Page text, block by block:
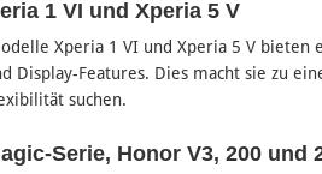
1 VI und Xperia 5 V
Xperia 1 VI und Xperia 5 V
Display-Features. Dies macht sie zu
suchen​.
Serie, Honor V3, 200 und